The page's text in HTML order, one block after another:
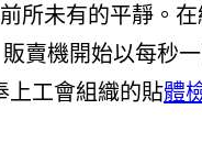
所未有的平靜。在
賣機開始以每秒
上工會組織的貼體